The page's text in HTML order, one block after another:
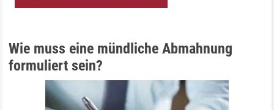
Wie muss eine mündliche Abmahnung
formuliert sein?